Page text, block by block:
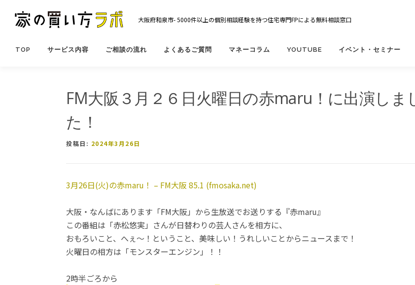
大阪府和泉市- 5000件以上の個別相談経験を持つ住宅専門FPによる無料相談窓口
TOP サービス内容 ご相談の流れ よくあるご質問 マネーコラム YOUTUBE イベント・セミナー
FM大阪３月２６日火曜日の赤maru！に出演しま
た！
投稿日: 2024年3月26日
3月26日(火)の赤maru！ – FM大阪 85.1 (fmosaka.net)
大阪・なんばにあります「FM大阪」から生放送でお送りする『赤maru』
この番組は「赤松悠実」さんが日替わりの芸人さんを相方に、
おもろいこと、へぇ～！ということ、美味しい！うれしいことからニュースまで！
火曜日の相方は「モンスターエンジン」！！
2時半ごろから